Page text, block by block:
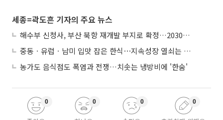
세종=곽도흔 기자의 주요 뉴스
해수부 신청사, 부산 북항 재개발 부지로 확정…2030년 준공 목표
중동ㆍ유럽ㆍ남미 입맛 잡은 한식⋯지속성장 열쇠는 ‘현지화’
농가도 음식점도 폭염과 전쟁…치솟는 냉방비에 '한숨'
0 0 0 0